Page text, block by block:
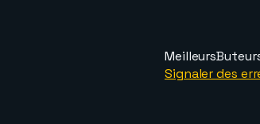
Signaler des